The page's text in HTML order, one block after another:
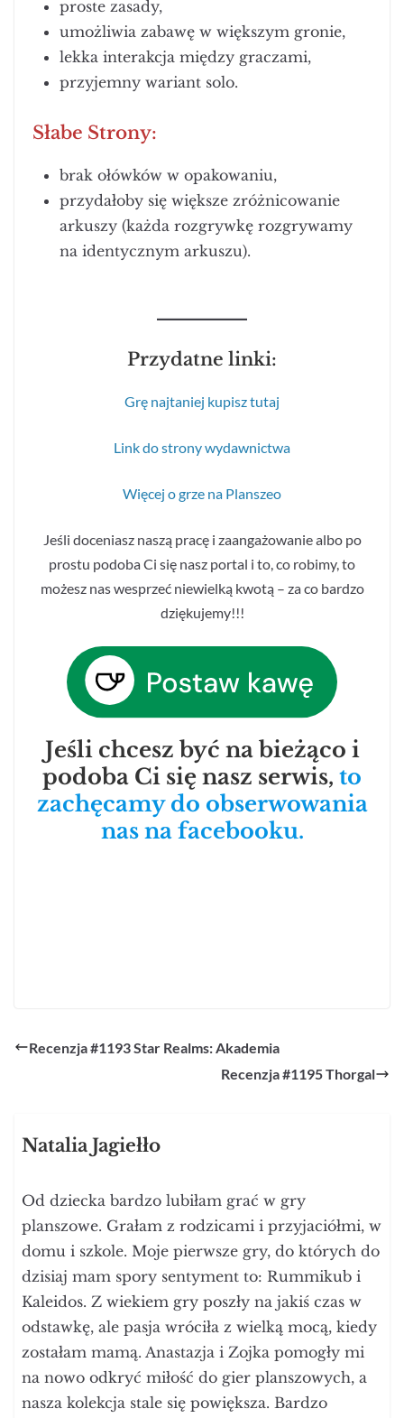
proste zasady,
umożliwia zabawę w większym gronie,
lekka interakcja między graczami,
przyjemny wariant solo.
Słabe Strony:
brak ołówków w opakowaniu,
przydałoby się większe zróżnicowanie
arkuszy (każda rozgrywkę rozgrywamy
na identycznym arkuszu).
Przydatne linki:
Grę najtaniej kupisz tutaj
Link do strony wydawnictwa
Więcej o grze na Planszeo
Jeśli doceniasz naszą pracę i zaangażowanie albo po
prostu podoba Ci się nasz portal i to, co robimy, to
możesz nas wesprzeć niewielką kwotą – za co bardzo
dziękujemy!!!
Jeśli chcesz być na bieżąco i
podoba Ci się nasz serwis, to
zachęcamy do obserwowania
nas na facebooku.
Recenzja #1193 Star Realms: Akademia
Recenzja #1195 Thorgal
Natalia Jagiełło
Od dziecka bardzo lubiłam grać w gry
planszowe. Grałam z rodzicami i przyjaciółmi, w
domu i szkole. Moje pierwsze gry, do których do
dzisiaj mam spory sentyment to: Rummikub i
Kaleidos. Z wiekiem gry poszły na jakiś czas w
odstawkę, ale pasja wróciła z wielką mocą, kiedy
zostałam mamą. Anastazja i Zojka pomogły mi
na nowo odkryć miłość do gier planszowych, a
nasza kolekcja stale się powiększa. Bardzo